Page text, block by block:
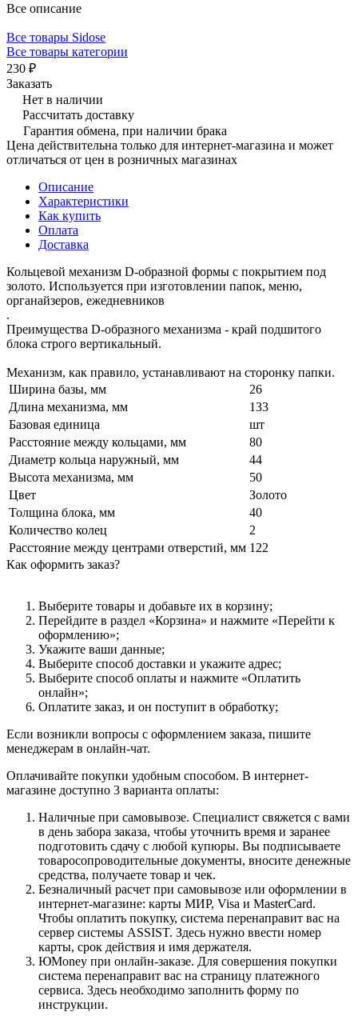
Все описание
Все товары Sidose
Все товары категории
230 ₽
Заказать
Нет в наличии
Рассчитать доставку
Гарантия обмена, при наличии брака
Цена действительна только для интернет-магазина и может
отличаться от цен в розничных магазинах
Описание
Характеристики
Как купить
Оплата
Доставка
Кольцевой механизм D-образной формы с покрытием под
золото. Используется при изготовлении папок, меню,
органайзеров, ежедневников
.
Преимущества D-образного механизма - край подшитого
блока строго вертикальный.
Механизм, как правило, устанавливают на сторонку папки.
Ширина базы, мм
26
Длина механизма, мм
133
Базовая единица
шт
Расстояние между кольцами, мм
80
Диаметр кольца наружный, мм
44
Высота механизма, мм
50
Цвет
Золото
Толщина блока, мм
40
Количество колец
2
Расстояние между центрами отверстий, мм 122
Как оформить заказ?
Выберите товары и добавьте их в корзину;
Перейдите в раздел «Корзина» и нажмите «Перейти к
оформлению»;
Укажите ваши данные;
Выберите способ доставки и укажите адрес;
Выберите способ оплаты и нажмите «Оплатить
онлайн»;
Оплатите заказ, и он поступит в обработку;
Если возникли вопросы с оформлением заказа, пишите
менеджерам в онлайн-чат.
Оплачивайте покупки удобным способом. В интернет-
магазине доступно 3 варианта оплаты:
Наличные при самовывозе. Специалист свяжется с вами
в день забора заказа, чтобы уточнить время и заранее
подготовить сдачу с любой купюры. Вы подписываете
товаросопроводительные документы, вносите денежные
средства, получаете товар и чек.
Безналичный расчет при самовывозе или оформлении в
интернет-магазине: карты МИР, Visa и MasterCard.
Чтобы оплатить покупку, система перенаправит вас на
сервер системы ASSIST. Здесь нужно ввести номер
карты, срок действия и имя держателя.
ЮMoney при онлайн-заказе. Для совершения покупки
система перенаправит вас на страницу платежного
сервиса. Здесь необходимо заполнить форму по
инструкции.